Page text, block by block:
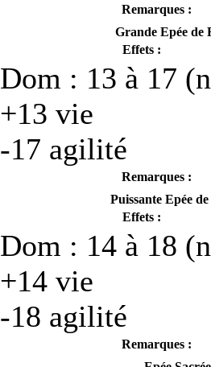
Remarques :
Grande Epée de
Effets :
Dom : 13 à 17
+13 vie
-17 agilité
Remarques :
Puissante Epée
Effets :
Dom : 14 à 18
+14 vie
-18 agilité
Remarques :